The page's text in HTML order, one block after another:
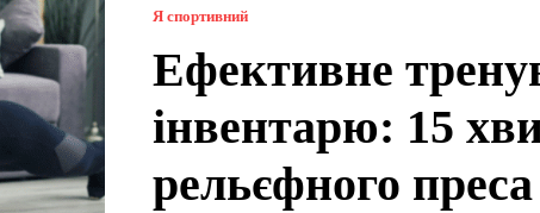
Я спортивний
Ефективне
інвентарю: 15
рельєфного